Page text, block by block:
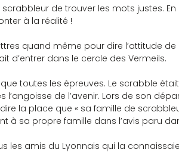
de trouver les mots justes.
à la réalité !
quand même pour dire l’attitude
d’entrer dans le cercle des Vermeils.
toutes les épreuves. Le scrabble
l’angoisse de l’avenir. Lors de son
la place que « sa famille de
à sa propre famille dans l’avis paru
les amis du Lyonnais qui la